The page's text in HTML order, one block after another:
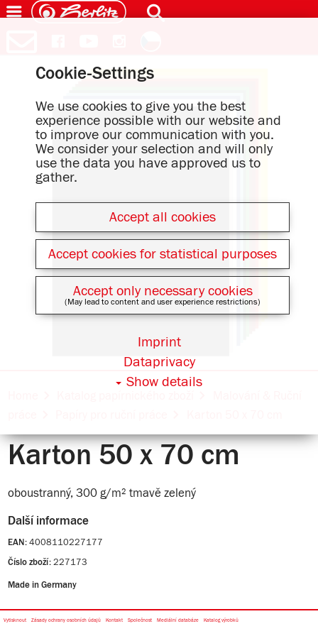
Karton 50 x 70 cm
oboustranný, 300 g/m² tmavě zelený
Další informace
EAN: 4008110227177
Číslo zboží: 227173
Made in Germany
Vytisknout Zásady ochrany osobních údajů Kontakt Společnost Mediální databáze Katalog výrobků
Cookie-Settings
We use cookies to give you the best
experience possible with our website and
to improve our communication with you.
We consider your selection and will only
use the data you have approved us to
gather.
Accept all cookies
Accept cookies for statistical purposes
Accept only necessary cookies
(May lead to content and user experience restrictions)
Show details
Dataprivacy
Imprint